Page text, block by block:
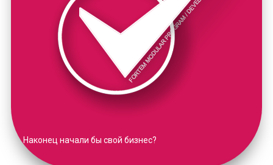
Наконец начали бы свой бизнес?